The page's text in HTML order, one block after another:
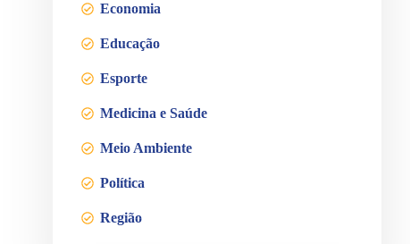
Economia
Educação
Esporte
Medicina e Saúde
Meio Ambiente
Política
Região